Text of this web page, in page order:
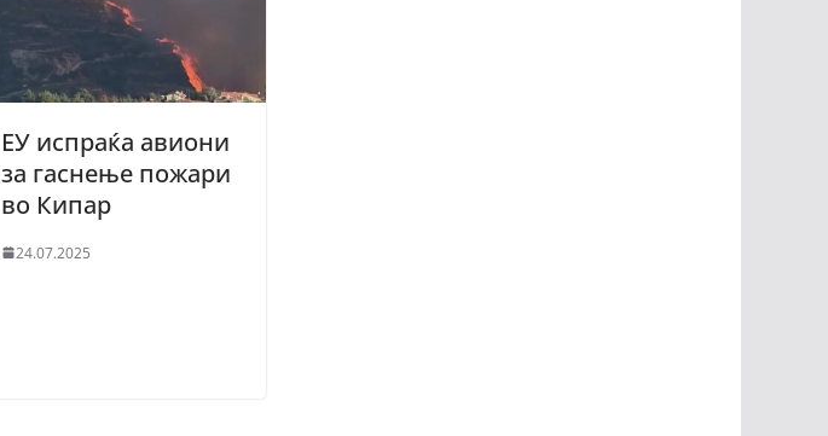
ЕУ испраќа авиони
за гаснење пожари
во Кипар
24.07.2025